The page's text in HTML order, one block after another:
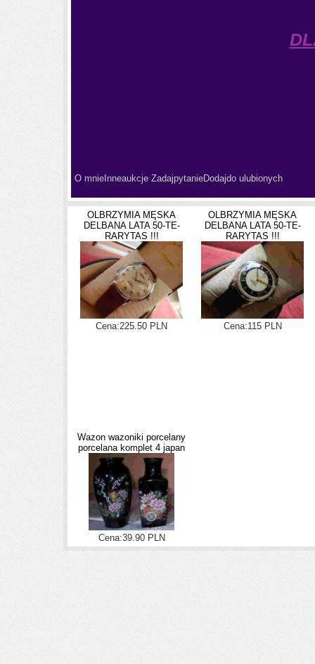
O mnieInneaukcje ZadajpytanieDodajdo ulubionych
OLBRZYMIA MĘSKA
DELBANA LATA 50-TE-
RARYTAS !!!
Cena:225.50 PLN
OLBRZYMIA MĘSKA
DELBANA LATA 50-TE-
RARYTAS !!!
Cena:115 PLN
Wazon wazoniki porcelany
porcelana komplet 4 japan
Cena:39.90 PLN